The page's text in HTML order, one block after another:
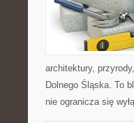
architektury,
Dolnego Śląska. To
nie ogranicza się